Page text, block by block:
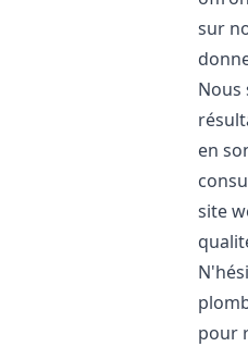
sur
Nous
en
site
pour